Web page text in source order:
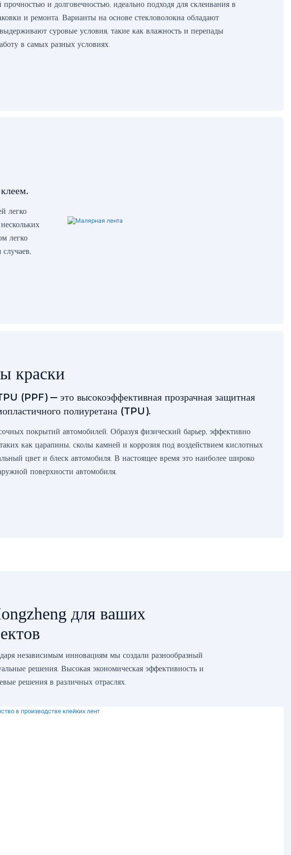
и долговечностью, идеально подходя для склеивания в
и ремонта. Варианты на основе стекловолокна обладают
суровые условия, такие как влажность и перепады
в самых разных условиях.
легко
легко
краски
(PPF) — это высокоэффективная прозрачная защитная
полиуретана (TPU).
покрытий автомобилей. Образуя физический барьер, эффективно
как царапины, сколы камней и коррозия под воздействием кислотных
цвет и блеск автомобиля. В настоящее время это наиболее широко
поверхности автомобиля.
для ваших
независимым инновациям мы создали разнообразный
решения. Высокая экономическая эффективность и
решения в различных отраслях.